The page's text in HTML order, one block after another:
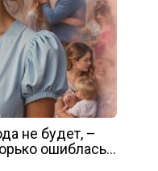
не будет, –
ошиблась…